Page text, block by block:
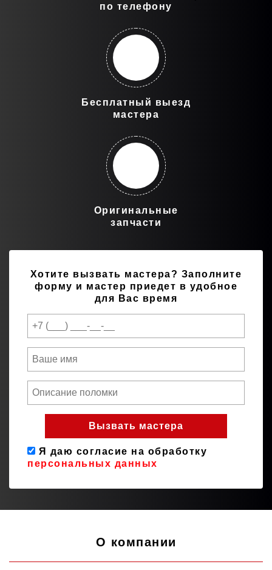
по телефону
Бесплатный выезд
мастера
Оригинальные
запчасти
Хотите вызвать мастера? Заполните
форму и мастер приедет в удобное
для Вас время
Я даю согласие на обработку
персональных данных
О компании